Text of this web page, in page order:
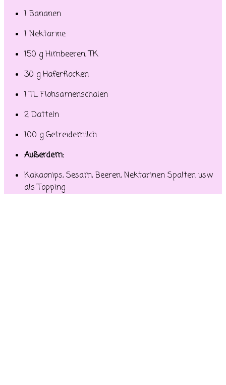
1 Bananen
1 Nektarine
150 g Himbeeren, TK
30 g Haferflocken
1 TL Flohsamenschalen
2 Datteln
100 g Getreidemilch
Außerdem:
Kakaonips, Sesam, Beeren, Nektarinen Spalten usw
als Topping